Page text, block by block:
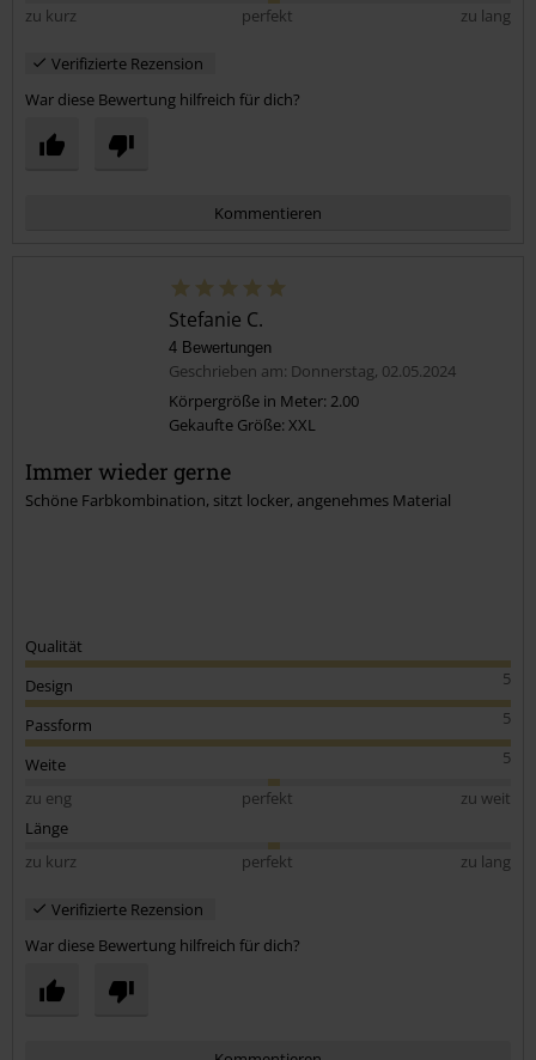
zu kurz
perfekt zu lang
Verifizierte Rezension
War diese Bewertung hilfreich für dich?
Kommentieren
Kommentar jetzt abschicken!
Stefanie C.
4 Bewertungen
Geschrieben am: Donnerstag, 02.05.2024
Körpergröße in Meter: 2.00
Gekaufte Größe: XXL
Immer wieder gerne
Schöne Farbkombination, sitzt locker, angenehmes Material
Qualität
5
Design
5
Passform
5
Weite
zu eng
perfekt
zu weit
Länge
zu kurz
perfekt zu lang
Verifizierte Rezension
War diese Bewertung hilfreich für dich?